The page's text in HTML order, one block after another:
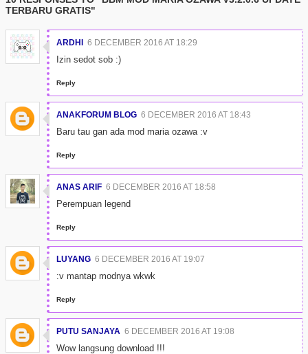
TERBARU GRATIS"
ARDHI 6 DECEMBER 2016 AT 18:29
Izin sedot sob :)
Reply
ANAKFORUM BLOG 6 DECEMBER 2016 AT 18:43
Baru tau gan ada mod maria ozawa :v
Reply
ANAS ARIF 6 DECEMBER 2016 AT 18:58
Perempuan legend
Reply
LUYANG 6 DECEMBER 2016 AT 19:07
:v mantap modnya wkwk
Reply
PUTU SANJAYA 6 DECEMBER 2016 AT 19:08
Wow langsung download !!!